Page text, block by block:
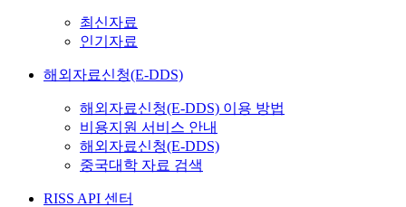
최신자료
인기자료
해외자료신청(E-DDS)
해외자료신청(E-DDS) 이용 방법
비용지원 서비스 안내
해외자료신청(E-DDS)
중국대학 자료 검색
RISS API 센터